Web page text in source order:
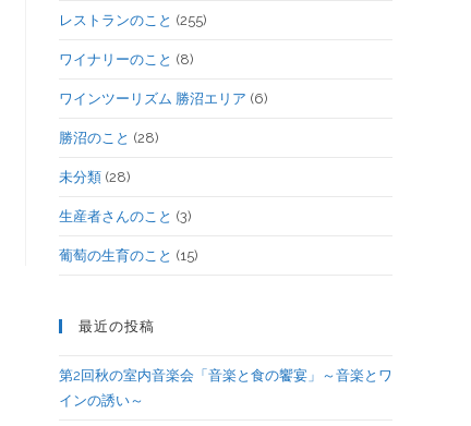
レストランのこと (255)
ワイナリーのこと (8)
ワインツーリズム 勝沼エリア (6)
勝沼のこと (28)
未分類 (28)
生産者さんのこと (3)
葡萄の生育のこと (15)
最近の投稿
第2回秋の室内音楽会「音楽と食の饗宴」～音楽とワ
インの誘い～